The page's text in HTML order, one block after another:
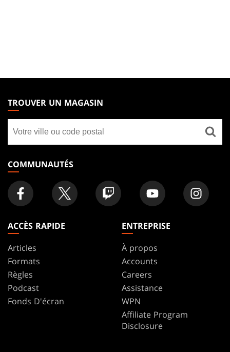
THE
GATHERING
FOOTER
TROUVER UN MAGASIN
un
magasin
COMMUNAUTÉS
ACCÈS RAPIDE
Articles
Formats
Règles
Podcast
Fonds D'écran
ENTREPRISE
À propos
Accounts
Careers
Assistance
WPN
Affiliate Program
Disclosure